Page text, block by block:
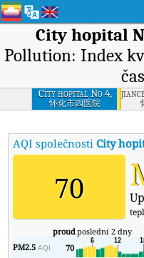
City hopital
Pollution: Index
City hopital No 4,
Huaihua
怀化市四医院
AQI společnostiCity
70
proudposlední 2 dny
PM2.5AQI 70